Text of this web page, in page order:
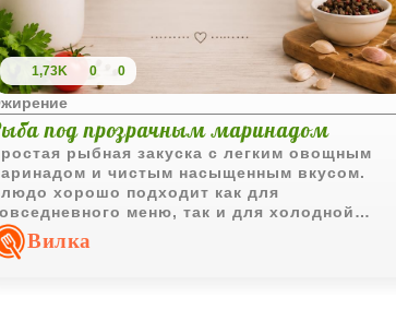
1,73K 0 0
под прозрачным маринадом
рыбная закуска с легким овощным
и чистым насыщенным вкусом.
хорошо подходит как для
меню, так и для холодной
на праздничный стол.
Вилка